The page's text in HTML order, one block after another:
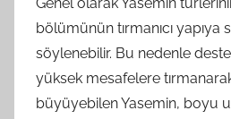
Genel olarak Yasemin
bölümünün tırmanıcı yapıya
söylenebilir. Bu nedenle
yüksek mesafelere
büyüyebilen Yasemin, boyu